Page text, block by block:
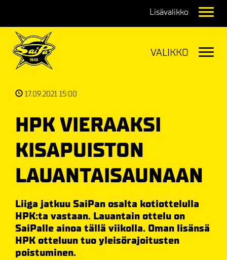
17.09.2021 15:00
HPK VIERAAKSI
KISAPUISTON
LAUANTAISAUNAAN
Liiga jatkuu SaiPan osalta kotiottelulla
HPK:ta vastaan. Lauantain ottelu on
SaiPalle ainoa tällä viikolla. Oman lisänsä
HPK otteluun tuo yleisörajoitusten
poistuminen.